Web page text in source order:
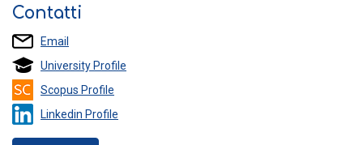
Contatti
Email
University Profile
Scopus Profile
Linkedin Profile